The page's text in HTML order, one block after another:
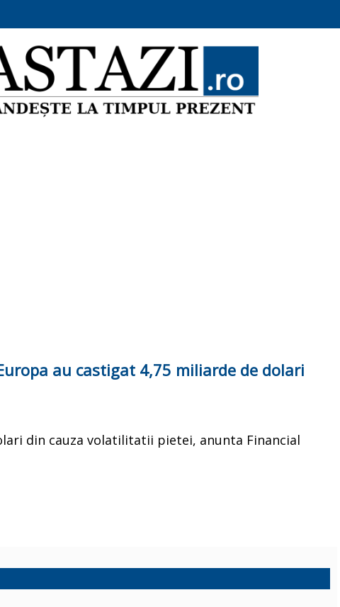
au castigat 4,75 miliarde de dolari
din cauza volatilitatii pietei, anunta Financial